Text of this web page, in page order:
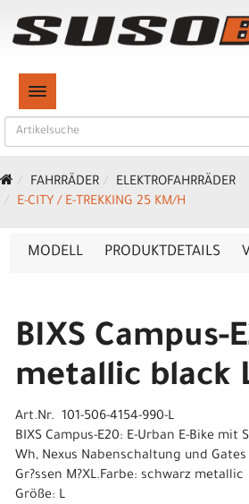
TOGGLE NAVIGATION
FAHRRÄDER
ELEKTROFAHRRÄDER
E-CITY / E-TREKKING 25 KM/H
MODELL PRODUKTDETAILS
BIXS Campus-
metallic black
Art.Nr. 101-506-4154-990-L
BIXS Campus-E20: E-Urban E-Bike mit
Wh, Nexus Nabenschaltung und Gates
Gr?ssen M?XL.Farbe: schwarz metallic
Größe: L